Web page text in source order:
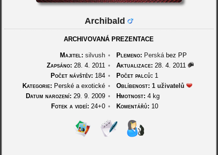
Archibald
ARCHIVOVANÁ PREZENTACE
Majitel: silvush • Plemeno: Perskábez PP
Zapsáno: 28. 4. 2011 • Aktualizace: 28. 4. 2011
Počet návštěv: 184 • Počet palců: 1
Kategorie: Perské a exotické • Oblíbenost: 1 uživatelů
Datum narození: 29. 9. 2009 • Hmotnost: 4 kg
Fotek a videí: 24+0 • Komentářů: 10